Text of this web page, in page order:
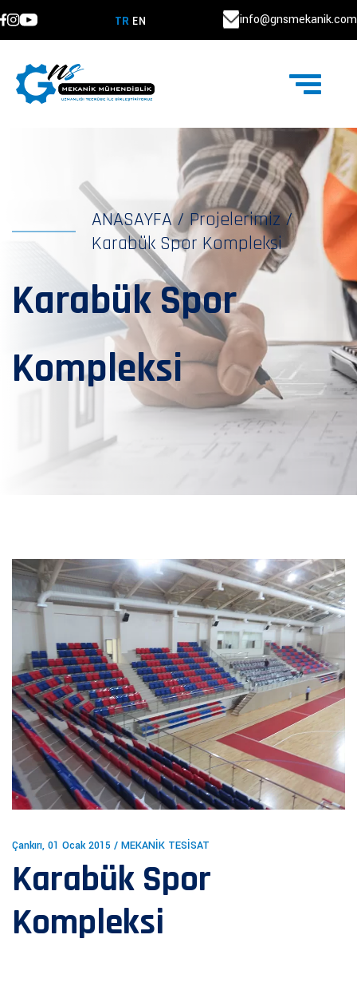
TR EN info@gnsmekanik.com
ANASAYFA / Projelerimiz /
Karabük Spor Kompleksi
Karabük Spor
Kompleksi
Çankırı, 01 Ocak 2015 / MEKANİK TESİSAT
Karabük Spor
Kompleksi